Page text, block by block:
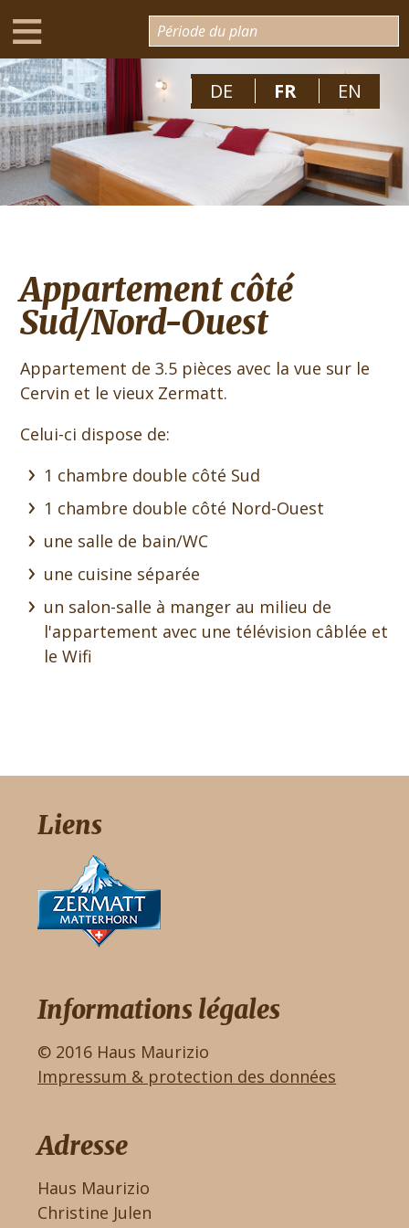
DE FR EN
≡ Période du plan
Appartement côté
Sud/Nord-Ouest
Appartement de 3.5 pièces avec la vue sur le
Cervin et le vieux Zermatt.
Celui-ci dispose de:
1 chambre double côté Sud
1 chambre double côté Nord-Ouest
une salle de bain/WC
une cuisine séparée
un salon-salle à manger au milieu de
l'appartement avec une télévision câblée et
le Wifi
Liens
Informations légales
© 2016 Haus Maurizio
Impressum & protection des données
Adresse
Haus Maurizio
Christine Julen
Galerie
Appartement côté Sud
Appartement côté Sud/Nord-Ouest
Photos extérieures